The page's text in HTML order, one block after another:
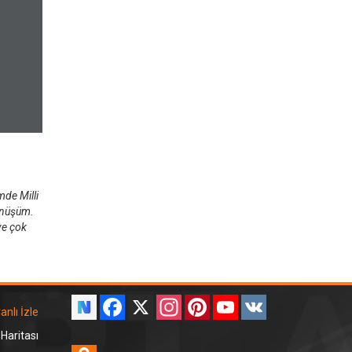
Milli
çok
İzle
Facebook
X InstagramPinterestYouTube